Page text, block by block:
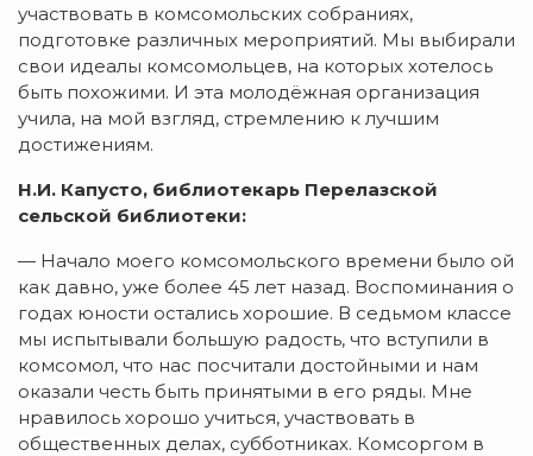
участвовать в комсомольских собраниях,
подготовке различных мероприятий. Мы выбирали
свои идеалы комсомольцев, на которых хотелось
быть похожими. И эта молодёжная организация
учила, на мой взгляд, стремлению к лучшим
достижениям.
Н.И. Капусто, библиотекарь Перелазской
сельской библиотеки:
— Начало моего комсомольского времени было ой
как давно, уже более 45 лет назад. Воспоминания о
годах юности остались хорошие. В седьмом классе
мы испытывали большую радость, что вступили в
комсомол, что нас посчитали достойными и нам
оказали честь быть принятыми в его ряды. Мне
нравилось хорошо учиться, участвовать в
общественных делах, субботниках. Комсоргом в